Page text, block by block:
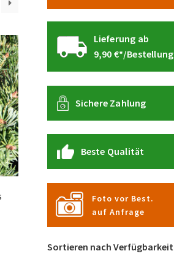
Lieferung ab
9,90 €*/Bestellung
Sichere Zahlung
Beste Qualität
Foto vor Best.
auf Anfrage
Sortieren nach Verfügbarkeit